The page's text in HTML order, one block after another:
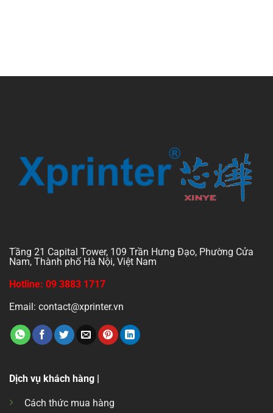
Tầng 21 Capital Tower, 109 Trần Hưng Đạo, Phường Cửa
Nam, Thành phố Hà Nội, Việt Nam
Hotline: 09 3883 1717
Email: contact@xprinter.vn
Dịch vụ khách hàng |
Cách thức mua hàng